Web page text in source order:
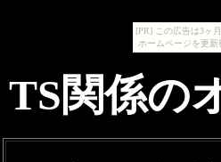
[PR] この広告は3ヶ
ホームページを更
TS関係の